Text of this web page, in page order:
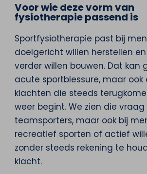
Voor wie deze vorm van
fysiotherapie passend is
Sportfysiotherapie past bij
doelgericht willen herstellen
verder willen bouwen. Dat kan
acute sportblessure, maar ook
klachten die steeds
weer begint. We zien die
teamsporters, maar ook bij
recreatief sporten of actief
zonder steeds rekening te
klacht.